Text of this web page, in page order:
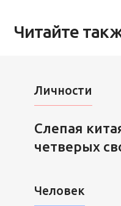
Читайте
Личности
Слепая
четверых
Человек